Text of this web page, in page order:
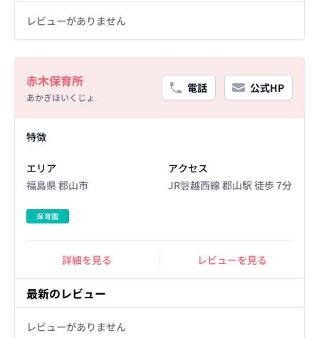
レビューがありません
赤木保育所
あかぎほいくじょ
電話 公式HP
特徴
エリア
福島県 郡山市
アクセス
JR磐越西線 郡山駅 徒歩 7分
保育園
詳細を見る レビューを見る
最新のレビュー
レビューがありません